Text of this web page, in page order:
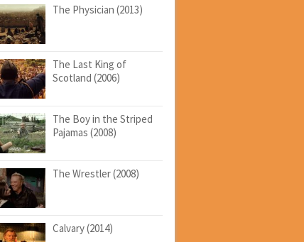
The Physician (2013)
The Last King of
Scotland (2006)
The Boy in the Striped
Pajamas (2008)
The Wrestler (2008)
Calvary (2014)